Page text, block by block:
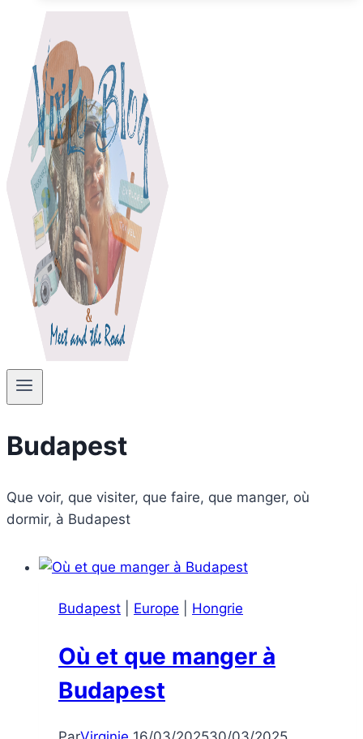
Budapest
Que voir, que visiter, que faire, que manger, où
dormir, à Budapest
Budapest Europe Hongrie
Où et que manger à
Budapest